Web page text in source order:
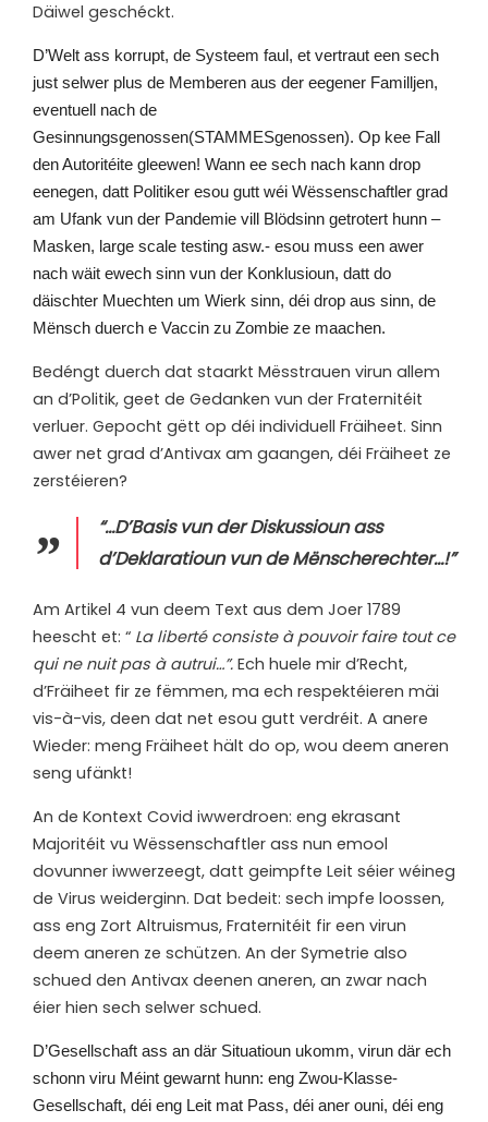
Däiwel geschéckt.
D’Welt ass korrupt, de Systeem faul, et vertraut een sech
just selwer plus de Memberen aus der eegener Familljen,
eventuell nach de
Gesinnungsgenossen(STAMMESgenossen). Op kee Fall
den Autoritéite gleewen! Wann ee sech nach kann drop
eenegen, datt Politiker esou gutt wéi Wëssenschaftler grad
am Ufank vun der Pandemie vill Blödsinn getrotert hunn –
Masken, large scale testing asw.- esou muss een awer
nach wäit ewech sinn vun der Konklusioun, datt do
däischter Muechten um Wierk sinn, déi drop aus sinn, de
Mënsch duerch e Vaccin zu Zombie ze maachen.
Bedéngt duerch dat staarkt Mësstrauen virun allem
an d’Politik, geet de Gedanken vun der Fraternitéit
verluer. Gepocht gëtt op déi individuell Fräiheet. Sinn
awer net grad d’Antivax am gaangen, déi Fräiheet ze
zerstéieren?
“…D’Basis vun der Diskussioun ass
d’Deklaratioun vun de Mënscherechter…!”
Am Artikel 4 vun deem Text aus dem Joer 1789
heescht et: “ La liberté consiste à pouvoir faire tout ce
qui ne nuit pas à autrui…”. Ech huele mir d’Recht,
d’Fräiheet fir ze fëmmen, ma ech respektéieren mäi
vis-à-vis, deen dat net esou gutt verdréit. A anere
Wieder: meng Fräiheet hält do op, wou deem aneren
seng ufänkt!
An de Kontext Covid iwwerdroen: eng ekrasant
Majoritéit vu Wëssenschaftler ass nun emool
dovunner iwwerzeegt, datt geimpfte Leit séier wéineg
de Virus weiderginn. Dat bedeit: sech impfe loossen,
ass eng Zort Altruismus, Fraternitéit fir een virun
deem aneren ze schützen. An der Symetrie also
schued den Antivax deenen aneren, an zwar nach
éier hien sech selwer schued.
D’Gesellschaft ass an där Situatioun ukomm, virun där ech
schonn viru Méint gewarnt hunn: eng Zwou-Klasse-
Gesellschaft, déi eng Leit mat Pass, déi aner ouni, déi eng